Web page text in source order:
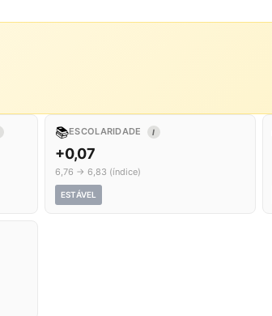
📚ESCOLARIDADE I
+0,07
6,76 → 6,83 (índice)
ESTÁVEL